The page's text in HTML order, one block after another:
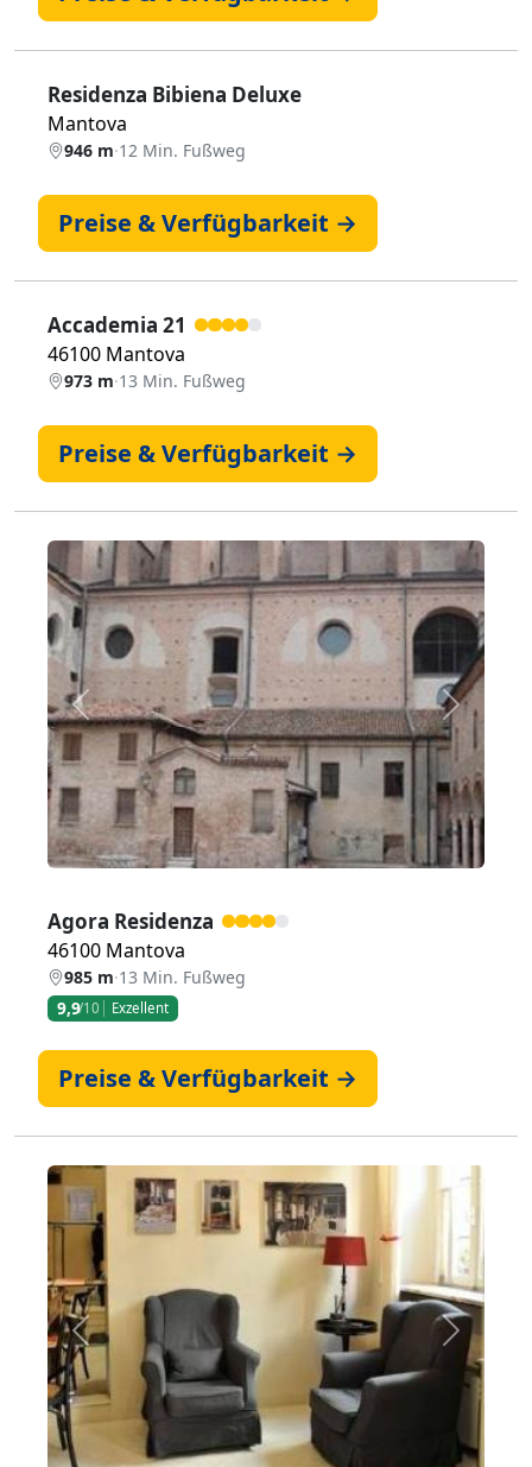
Residenza Bibiena Deluxe
Mantova
946 m·12 Min. Fußweg
Preise & Verfügbarkeit →
Accademia 21
46100 Mantova
973 m·13 Min. Fußweg
Preise & Verfügbarkeit →
Zurück Weiter
Agora Residenza
46100 Mantova
985 m·13 Min. Fußweg
9,9/10 Exzellent
Preise & Verfügbarkeit →
Zurück Weiter